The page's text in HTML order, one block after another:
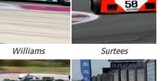
Williams Surtees